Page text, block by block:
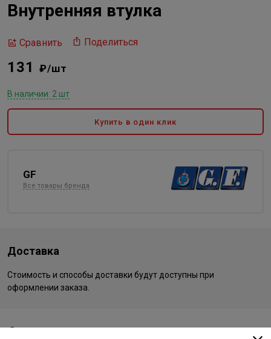
Внутренняя втулка
Сравнить Поделиться
131 ₽/шт
В наличии: 2 шт
Купить в один клик
GF
Все товары бренда
Доставка
Стоимость и способы доставки будут доступны при
оформлении заказа.
Описание